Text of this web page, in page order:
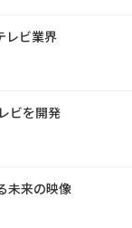
レビ業界
ビを開発
未来の映像